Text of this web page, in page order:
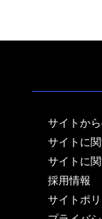
サイトか
サイトに
サイトに
採用情報
サイトポ